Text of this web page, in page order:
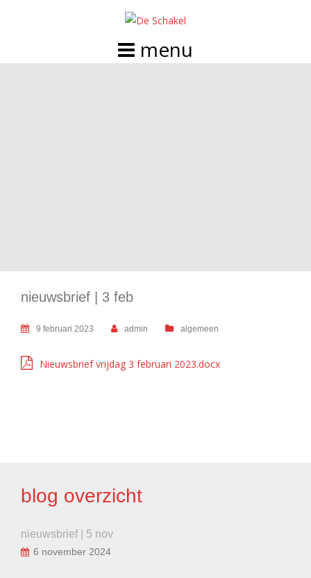
nieuwsbrief | 3 feb
9 februari 2023 admin algemeen
Nieuwsbrief vrijdag 3 februari 2023.docx
blog overzicht
nieuwsbrief | 5 nov
6 november 2024